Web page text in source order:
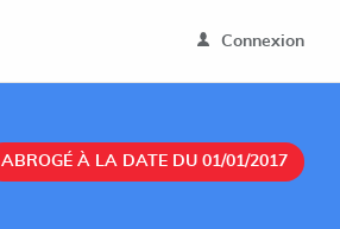
Connexion
ABROGÉ À LA DATE DU 01/01/2017